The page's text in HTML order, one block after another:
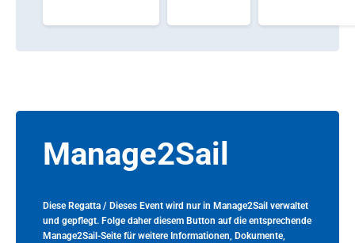
Manage2Sail
Diese Regatta / Dieses Event wird nur in Manage2Sail verwaltet
und gepflegt. Folge daher diesem Button auf die entsprechende
Manage2Sail-Seite für weitere Informationen, Dokumente,